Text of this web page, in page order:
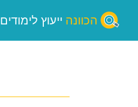
הכוונה ייעוץ לימודים